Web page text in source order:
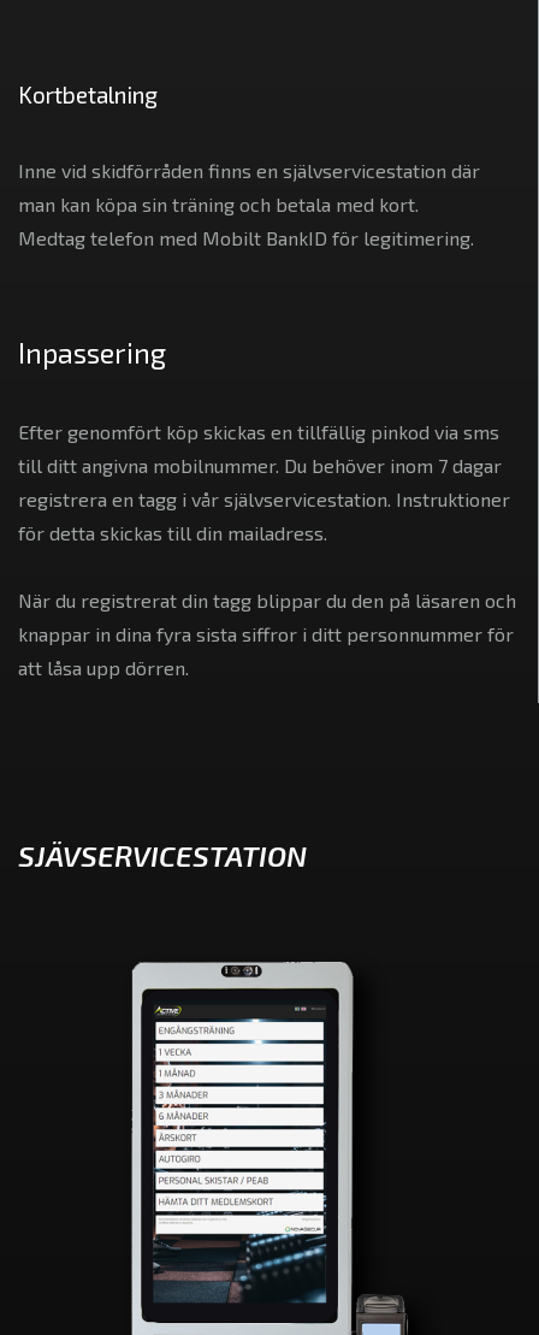
Kortbetalning
Inne vid skidförråden finns en självservicestation där
man kan köpa sin träning och betala med kort.
Medtag telefon med Mobilt BankID för legitimering.
Inpassering
Efter genomfört köp skickas en tillfällig pinkod via sms
till ditt angivna mobilnummer. Du behöver inom 7 dagar
registrera en tagg i vår självservicestation. Instruktioner
för detta skickas till din mailadress.
När du registrerat din tagg blippar du den på läsaren och
knappar in dina fyra sista siffror i ditt personnummer för
att låsa upp dörren.
SJÄVSERVICESTATION